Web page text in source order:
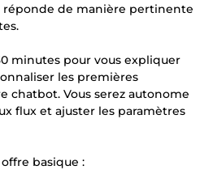
réponde de manière pertinente
minutes pour vous expliquer
les premières
chatbot. Vous serez autonome
flux et ajuster les paramètres
basique :